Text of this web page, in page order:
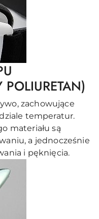
POLIURETAN)
zachowujące
temperatur.
materiału są
a jednocześnie
i pęknięcia.